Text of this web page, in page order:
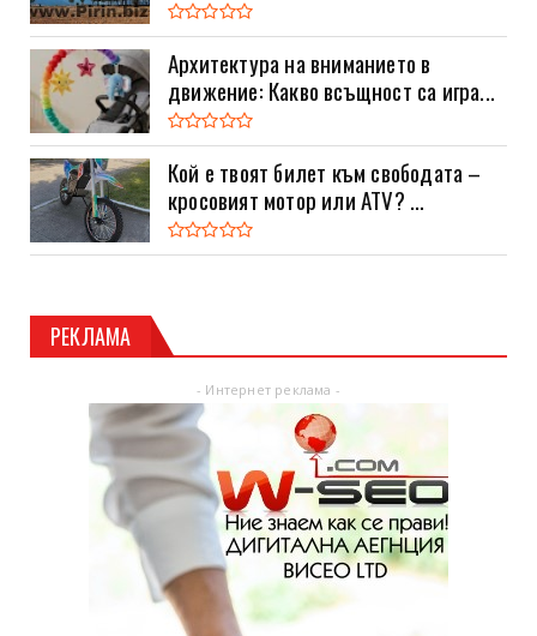
Архитектура на вниманието в
движение: Какво всъщност са игра...
Кой е твоят билет към свободата –
кросовият мотор или ATV? ...
РЕКЛАМА
- Интернет реклама -